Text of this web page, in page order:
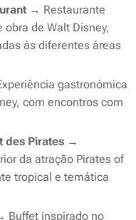
→ Restaurante
de Walt Disney,
às diferentes áreas
gastronómica
com encontros com
des Pirates →
da atração Pirates of
tropical e temática
Buffet inspirado no